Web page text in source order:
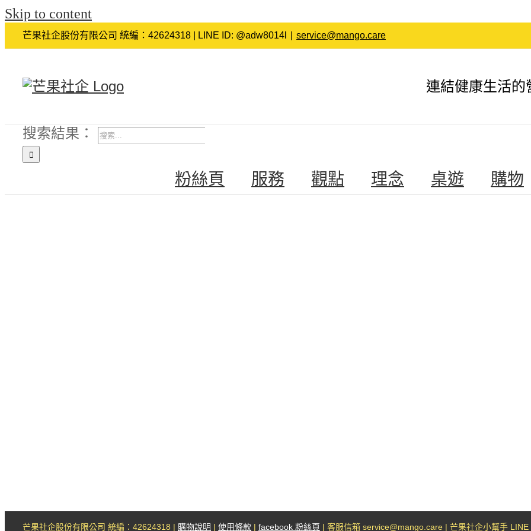
Skip to content
芒果社企股份有限公司 統編：42624318 | LINE ID: @adw8014l service@mango.care
連結健康生活的
搜索結果：
粉絲頁 服務 觀點 理念 桌遊 購物
芒果社企股份有限公司 統編：42624318 | 購物說明 | 使用條款 | facebook 粉絲頁 | 客服信箱 service@mango.care | 芒果社企小幫手